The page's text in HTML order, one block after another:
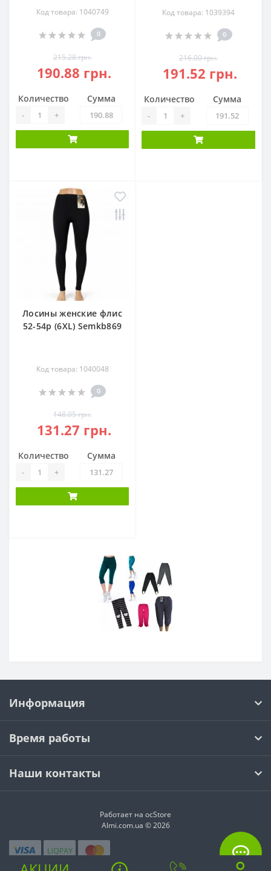
Код товара: 1040749
0
215.28 грн.
190.88 грн.
Количество
- +
Сумма
Код товара: 1039394
0
216.00 грн.
191.52 грн.
Количество
- +
Сумма
Лосины женские флис
52-54р (6XL) Semkb869
Код товара: 1040048
0
148.05 грн.
131.27 грн.
Количество
- +
Сумма
Информация
Время работы
Наши контакты
Работает на ocStore
Almi.com.ua © 2026